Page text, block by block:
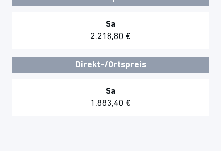
Sa
2.218,80 €
Direkt-/Ortspreis
Sa
1.883,40 €